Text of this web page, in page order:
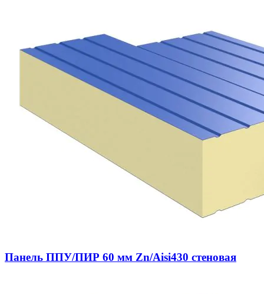
Панель ППУ/ПИР 60 мм Zn/Aisi430 стеновая